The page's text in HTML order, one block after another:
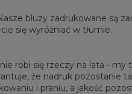
rękawów
63
bluzy zadrukowane są
się wyróżniać w tłumie.
robi się rzeczy na lata - my
że nadruk pozostanie
i praniu, a jakość